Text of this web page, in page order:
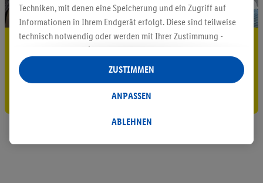
5.95 € Versand sparen³²ᵃ
Jetzt zum Newsletter anmelden
Gutschein sichern!
Techniken, mit denen eine Speicherung und ein Zugriff auf
Informationen in Ihrem Endgerät erfolgt. Diese sind teilweise
technisch notwendig oder werden mit Ihrer Zustimmung -
auch durch Partner (u.a.
Verantwortliche; im Zusammenhang mit dem IAB TCF
insgesamt
Statistik-Erstellung oder für personalisierte Werbung
Datenverarbeitungen für personalisierte Werbung werden
ABLEHNEN
ANPASSEN
ZUSTIMMEN